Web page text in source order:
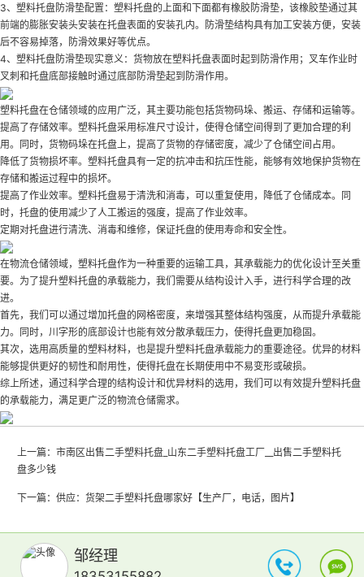
3、塑料托盘防滑垫配置：塑料托盘的上面和下面都有橡胶防滑垫，该橡胶垫通过其
前端的膨胀安装头安装在托盘表面的安装孔内。防滑垫结构具有加工安装方便，安装
后不容易掉落，防滑效果好等优点。
4、塑料托盘防滑垫现实意义：货物放在塑料托盘表面时起到防滑作用；叉车作业时
叉刺和托盘底部接触时通过底部防滑垫起到防滑作用。
塑料托盘在仓储领域的应用广泛，其主要功能包括货物码垛、搬运、存储和运输等。
提高了存储效率。塑料托盘采用标准尺寸设计，使得仓储空间得到了更加合理的利
用。同时，货物码垛在托盘上，提高了货物的存储密度，减少了仓储空间占用。
降低了货物损坏率。塑料托盘具有一定的抗冲击和抗压性能，能够有效地保护货物在
存储和搬运过程中的损坏。
提高了作业效率。塑料托盘易于清洗和消毒，可以重复使用，降低了仓储成本。同
时，托盘的使用减少了人工搬运的强度，提高了作业效率。
定期对托盘进行清洗、消毒和维修，保证托盘的使用寿命和安全性。
在物流仓储领域，塑料托盘作为一种重要的运输工具，其承载能力的优化设计至关重
要。为了提升塑料托盘的承载能力，我们需要从结构设计入手，进行科学合理的改
进。
首先，我们可以通过增加托盘的网格密度，来增强其整体结构强度，从而提升承载能
力。同时，川字形的底部设计也能有效分散承载压力，使得托盘更加稳固。
其次，选用高质量的塑料材料，也是提升塑料托盘承载能力的重要途径。优异的材料
能够提供更好的韧性和耐用性，使得托盘在长期使用中不易变形或破损。
综上所述，通过科学合理的结构设计和优异材料的选用，我们可以有效提升塑料托盘
的承载能力，满足更广泛的物流仓储需求。
上一篇： 市南区出售二手塑料托盘_山东二手塑料托盘工厂__出售二手塑料托
盘多少钱
下一篇： 供应：货架二手塑料托盘哪家好【生产厂，电话，图片】
邹经理